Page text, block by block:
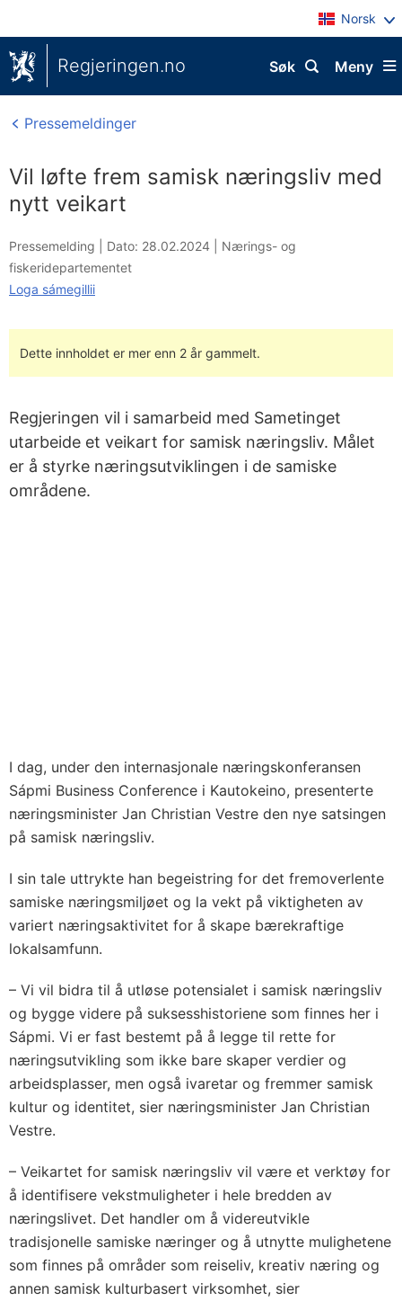
Norsk
Regjeringen.no Meny
Søk
Pressemeldinger
Vil løfte frem samisk næringsliv med
nytt veikart
Pressemelding | Dato: 28.02.2024
Nærings- og
fiskeridepartementet
Loga sámegillii
Dette innholdet er mer enn 2 år gammelt.
Regjeringen vil i samarbeid med Sametinget
utarbeide et veikart for samisk næringsliv. Målet
er å styrke næringsutviklingen i de samiske
områdene.
I dag, under den internasjonale næringskonferansen
Sápmi Business Conference i Kautokeino, presenterte
næringsminister Jan Christian Vestre den nye satsingen
på samisk næringsliv.
I sin tale uttrykte han begeistring for det fremoverlente
samiske næringsmiljøet og la vekt på viktigheten av
variert næringsaktivitet for å skape bærekraftige
lokalsamfunn.
– Vi vil bidra til å utløse potensialet i samisk næringsliv
og bygge videre på suksesshistoriene som finnes her i
Sápmi. Vi er fast bestemt på å legge til rette for
næringsutvikling som ikke bare skaper verdier og
arbeidsplasser, men også ivaretar og fremmer samisk
kultur og identitet, sier næringsminister Jan Christian
Vestre.
– Veikartet for samisk næringsliv vil være et verktøy for
å identifisere vekstmuligheter i hele bredden av
næringslivet. Det handler om å videreutvikle
tradisjonelle samiske næringer og å utnytte mulighetene
som finnes på områder som reiseliv, kreativ næring og
annen samisk kulturbasert virksomhet, sier